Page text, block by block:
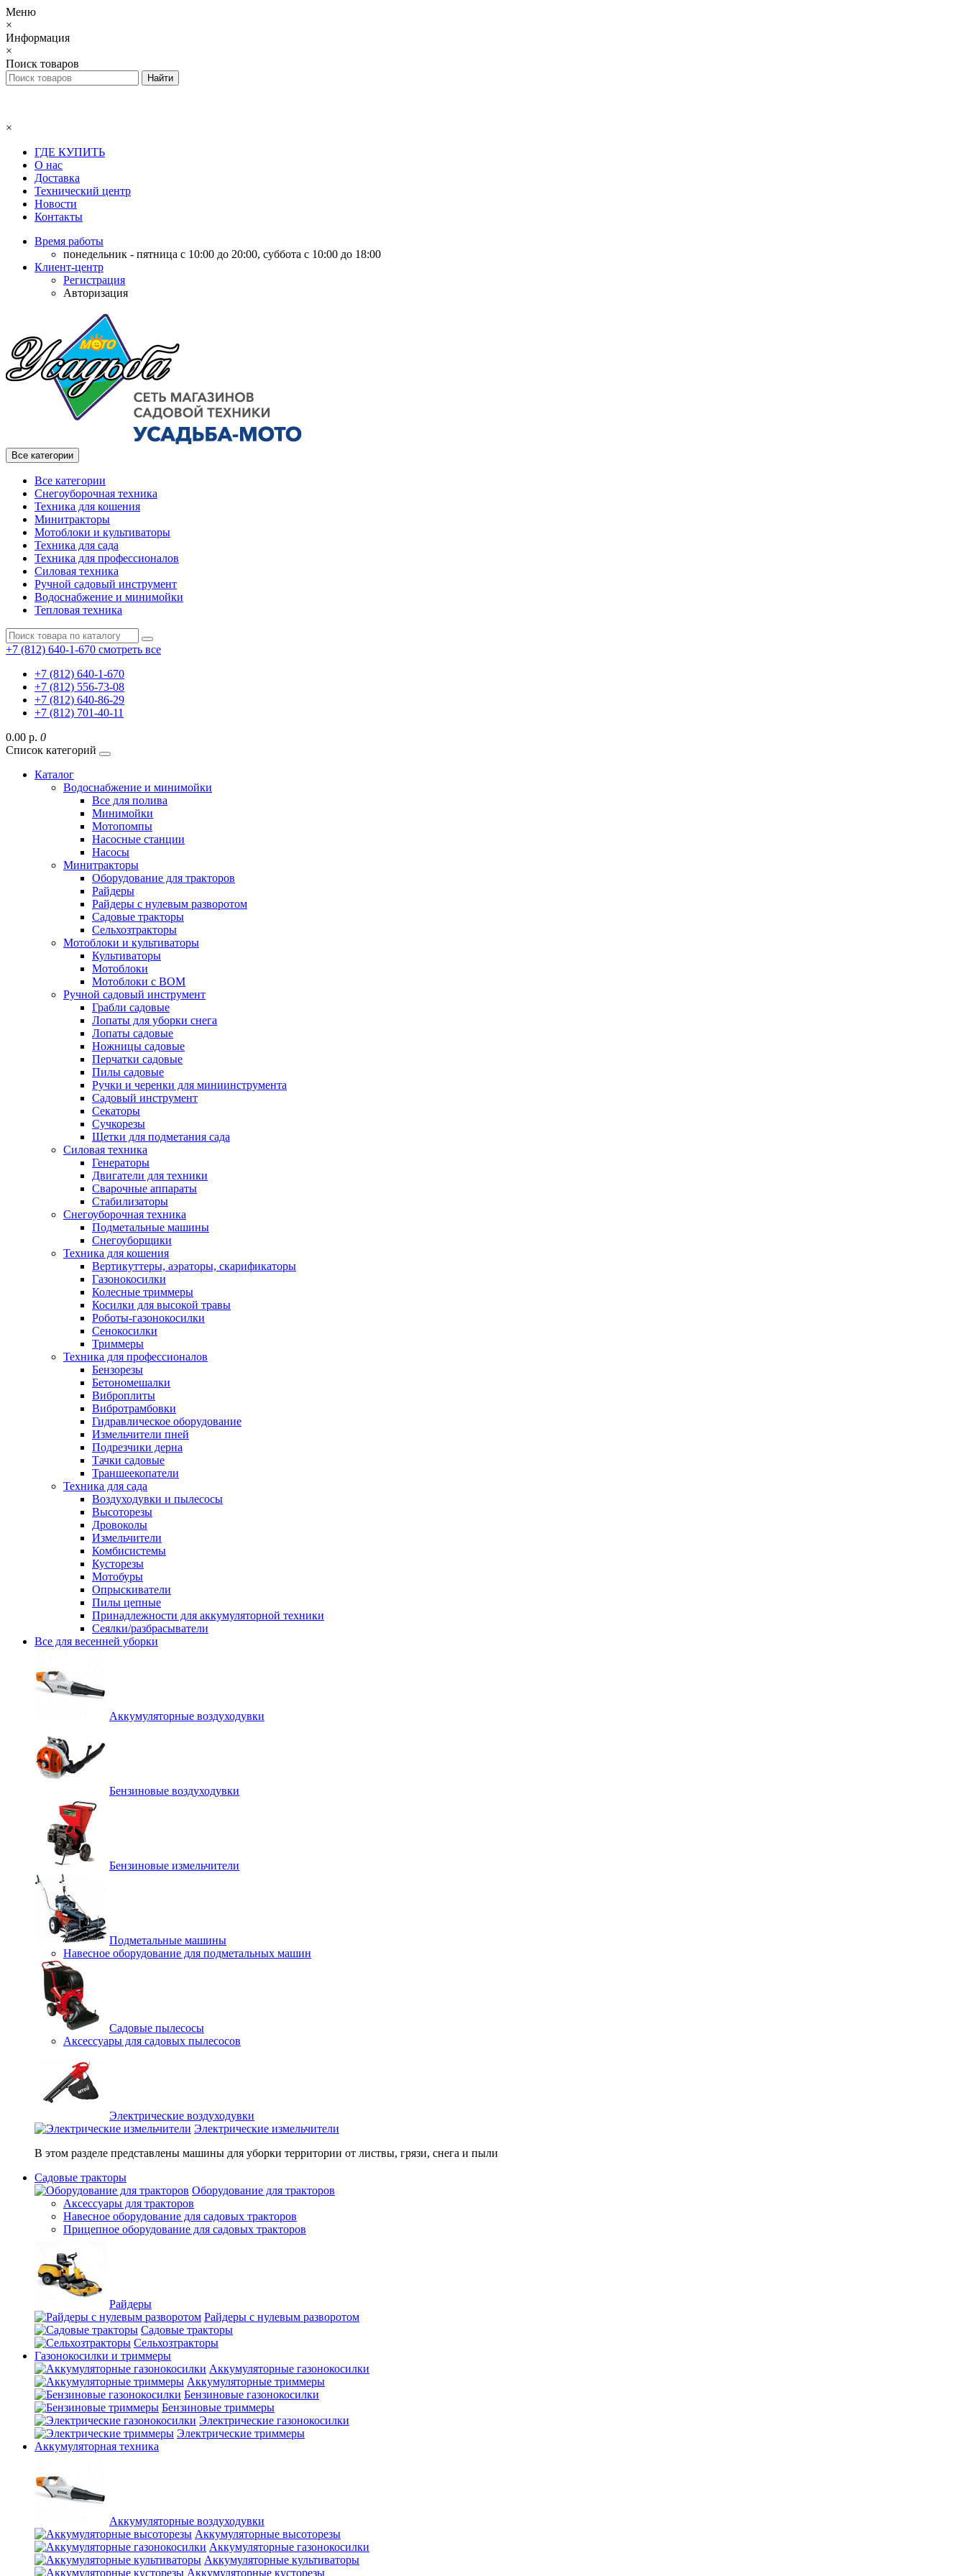
Меню
×
Информация
×
Поиск товаров
×
ГДЕ КУПИТЬ
О нас
Доставка
Технический центр
Новости
Контакты
Время работы
понедельник - пятница с 10:00 до 20:00, суббота с 10:00 до 18:00
Клиент-центр
Регистрация
Авторизация
Все категории
Все категории
Снегоуборочная техника
Техника для кошения
Минитракторы
Мотоблоки и культиваторы
Техника для сада
Техника для профессионалов
Силовая техника
Ручной садовый инструмент
Водоснабжение и минимойки
Тепловая техника
+7 (812) 640-1-670 смотреть все
+7 (812) 640-1-670
+7 (812) 556-73-08
+7 (812) 640-86-29
+7 (812) 701-40-11
0.00 р. 0
Список категорий
Каталог
Водоснабжение и минимойки
Все для полива
Минимойки
Мотопомпы
Насосные станции
Насосы
Минитракторы
Оборудование для тракторов
Райдеры
Райдеры с нулевым разворотом
Садовые тракторы
Сельхозтракторы
Мотоблоки и культиваторы
Культиваторы
Мотоблоки
Мотоблоки с ВОМ
Ручной садовый инструмент
Грабли садовые
Лопаты для уборки снега
Лопаты садовые
Ножницы садовые
Перчатки садовые
Пилы садовые
Ручки и черенки для миниинструмента
Садовый инструмент
Секаторы
Сучкорезы
Щетки для подметания сада
Силовая техника
Генераторы
Двигатели для техники
Сварочные аппараты
Стабилизаторы
Снегоуборочная техника
Подметальные машины
Снегоуборщики
Техника для кошения
Вертикуттеры, аэраторы, скарификаторы
Газонокосилки
Колесные триммеры
Косилки для высокой травы
Роботы-газонокосилки
Сенокосилки
Триммеры
Техника для профессионалов
Бензорезы
Бетономешалки
Виброплиты
Вибротрамбовки
Гидравлическое оборудование
Измельчители пней
Подрезчики дерна
Тачки садовые
Траншеекопатели
Техника для сада
Воздуходувки и пылесосы
Высоторезы
Дровоколы
Измельчители
Комбисистемы
Кусторезы
Мотобуры
Опрыскиватели
Пилы цепные
Принадлежности для аккумуляторной техники
Сеялки/разбрасыватели
Все для весенней уборки
Аккумуляторные воздуходувки
Бензиновые воздуходувки
Бензиновые измельчители
Подметальные машины
Навесное оборудование для подметальных машин
Садовые пылесосы
Аксессуары для садовых пылесосов
Электрические воздуходувки
Электрические измельчители
В этом разделе представлены машины для уборки территории от листвы, грязи, снега и пыли
Садовые тракторы
Оборудование для тракторов
Аксессуары для тракторов
Навесное оборудование для садовых тракторов
Прицепное оборудование для садовых тракторов
Райдеры
Райдеры с нулевым разворотом
Садовые тракторы
Сельхозтракторы
Газонокосилки и триммеры
Аккумуляторные газонокосилки
Аккумуляторные триммеры
Бензиновые газонокосилки
Бензиновые триммеры
Электрические газонокосилки
Электрические триммеры
Аккумуляторная техника
Аккумуляторные воздуходувки
Аккумуляторные высоторезы
Аккумуляторные газонокосилки
Аккумуляторные культиваторы
Аккумуляторные кусторезы